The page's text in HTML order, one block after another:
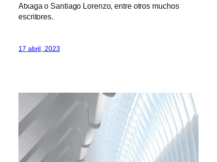
Atxaga o Santiago Lorenzo, entre otros muchos
escritores.
17 abril, 2023